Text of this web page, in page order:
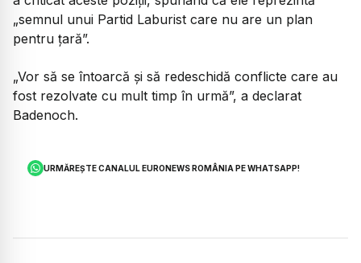
„semnul unui Partid Laburist care nu are un plan
pentru țară”.
„Vor să se întoarcă și să redeschidă conflicte care au
fost rezolvate cu mult timp în urmă”, a declarat
Badenoch.
URMĂREȘTE CANALUL EURONEWS ROMÂNIA PE WHATSAPP!